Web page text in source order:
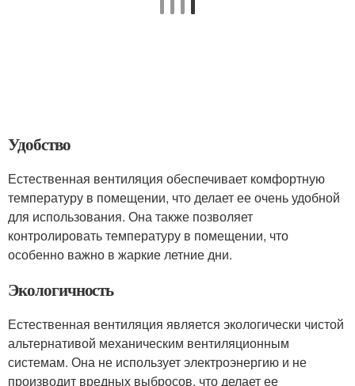
Удобство
Естественная вентиляция обеспечивает комфортную
температуру в помещении, что делает ее очень удобной
для использования. Она также позволяет
контролировать температуру в помещении, что
особенно важно в жаркие летние дни.
Экологичность
Естественная вентиляция является экологически чистой
альтернативой механическим вентиляционным
системам. Она не использует электроэнергию и не
производит вредных выбросов, что делает ее